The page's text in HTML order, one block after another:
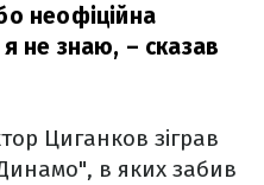
неофіційна
я не знаю, – сказав
Циганков зіграв
в яких забив